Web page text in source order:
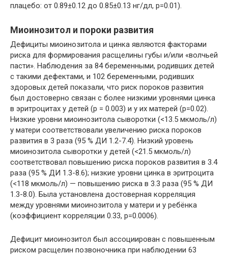
плацебо: от 0.89±0.12 до 0.85±0.13 нг/дл, p=0.01).
Миоинозитол и пороки развития
Дефициты миоинозитола и цинка являются факторами
риска для формирования расщелины губы и/или «волчьей
пасти». Наблюдения за 84 беременными, родивших детей
с такими дефектами, и 102 беременными, родивших
здоровых детей показали, что риск пороков развития
был достоверно связан с более низкими уровнями цинка
в эритроцитах у детей (р = 0.003) и у их матерей (р=0.02).
Низкие уровни миоинозитола сыворотки (<13.5 мкмоль/л)
у матери соответствовали увеличению риска пороков
развития в 3 раза (95 % ДИ 1.2-7.4). Низкий уровень
миоинозитола сыворотки у детей (<21.5 мкмоль/л)
соответствовал повышению риска пороков развития в 3.4
раза (95 % ДИ 1.3-8.6); низкие уровни цинка в эритроцита
(<118 мкмоль/л) — повышению риска в 3.3 раза (95 % ДИ
1.3-8.0). Была установлена достоверная корреляция
между уровнями миоинозитола у матери и у ребёнка
(коэффициент корреляции 0.33, р=0.0006).
Дефицит миоинозитол был ассоциирован с повышенным
риском расщелин позвоночника при наблюдении 63